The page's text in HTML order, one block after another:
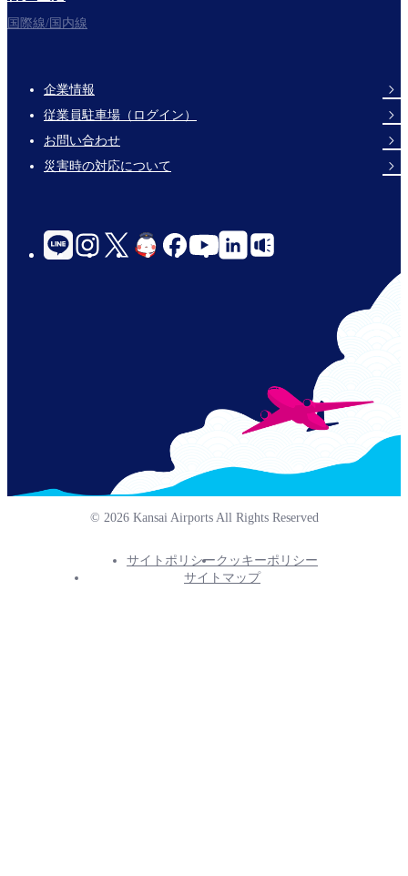
国際線/国内線
Footer
Links
企業情報
従業員駐車場（ログイン）
お問い合わせ
災害時の対応について
social-
links-
© 2026 Kansai Airports All Rights Reserved
サイトポリシークッキーポリシー
サイトマップ